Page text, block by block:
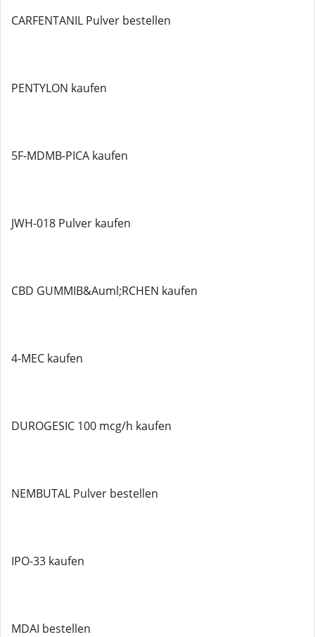
CARFENTANIL Pulver bestellen
PENTYLON kaufen
5F-MDMB-PICA kaufen
JWH-018 Pulver kaufen
CBD GUMMIB&Auml;RCHEN kaufen
4-MEC kaufen
DUROGESIC 100 mcg/h kaufen
NEMBUTAL Pulver bestellen
IPO-33 kaufen
MDAI bestellen